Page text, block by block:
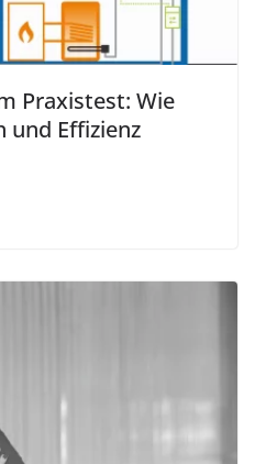
Praxistest: Wie
und Effizienz